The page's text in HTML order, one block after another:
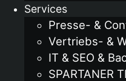
Services
Presse- &
Vertriebs- &
IT & SEO &
SPARTANER